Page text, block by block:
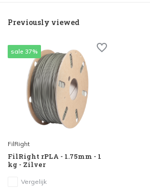
Previously viewed
sale 37%
FilRight
FilRight rPLA - 1.75mm - 1
kg - Zilver
Vergelijk